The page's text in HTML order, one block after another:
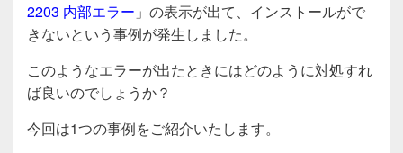
2203 内部エラー 」の表示が出て、インストールがで
きないという事例が発生しました。
このようなエラーが出たときにはどのように対処すれ
ば良いのでしょうか？
今回は1つの事例をご紹介いたします。